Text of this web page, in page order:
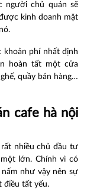
người chủ quán sẽ
kinh doanh mặt
khoản phí nhất định
hoàn tất một cửa
quầy bán hàng…
cafe hà nội
nhiều chủ đầu tư
lớn. Chính vì có
như vậy nên sự
điều tất yếu.